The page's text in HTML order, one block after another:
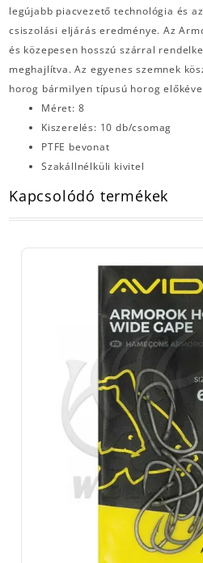
legújabb piacvezető technológia és
csiszolási eljárás eredménye. Az
és közepesen hosszú szárral
meghajlítva. Az egyenes szemnek
horog bármilyen típusú horog
Méret: 8
Kiszerelés: 10 db/csomag
PTFE bevonat
Szakállnélküli kivitel
Kapcsolódó termékek